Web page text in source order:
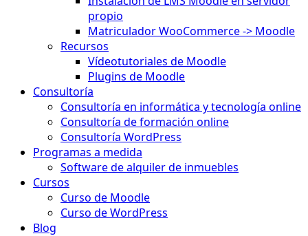
propio
Matriculador WooCommerce -> Moodle
Recursos
Vídeotutoriales de Moodle
Plugins de Moodle
Consultoría
Consultoría en informática y tecnología online
Consultoría de formación online
Consultoría WordPress
Programas a medida
Software de alquiler de inmuebles
Cursos
Curso de Moodle
Curso de WordPress
Blog